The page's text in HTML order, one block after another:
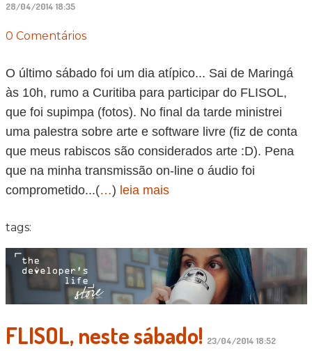
28/04/2014 18:35
0 Comentários
O último sábado foi um dia atípico... Sai de Maringá
às 10h, rumo a Curitiba para participar do FLISOL,
que foi supimpa (fotos). No final da tarde ministrei
uma palestra sobre arte e software livre (fiz de conta
que meus rabiscos são considerados arte :D). Pena
que na minha transmissão on-line o áudio foi
comprometido...(…) leia mais
tags:
FLISOL, neste sábado! 23/04/2014 18:52